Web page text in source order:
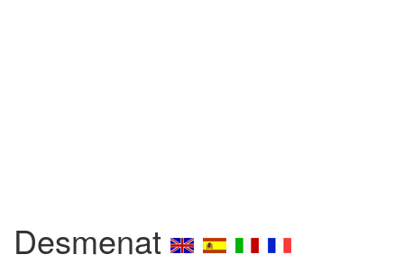
Desmenat